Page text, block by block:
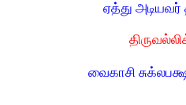
ஏத்து
வைகாசி